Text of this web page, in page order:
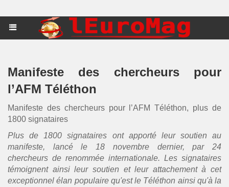
Manifeste des chercheurs pour
l’AFM Téléthon
Manifeste des chercheurs pour l’AFM Téléthon, plus de
1800 signataires
Plus de 1800 signataires ont apporté leur soutien au
manifeste, lancé le 18 novembre dernier, par 24
chercheurs de renommée internationale. Les signataires
témoignent ainsi leur soutien et leur attachement à cet
exceptionnel élan populaire qu'est le Téléthon ainsi qu'à la